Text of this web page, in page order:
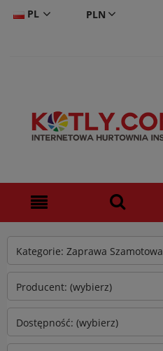
PL
Kategorie: Zaprawa Szamotowa
Producent: (wybierz)
Dostępność: (wybierz)